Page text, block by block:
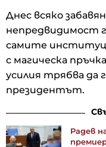
Днес всяко
непредвидимост
самите
с магическа
усилия трябва да
президентът.
Радев